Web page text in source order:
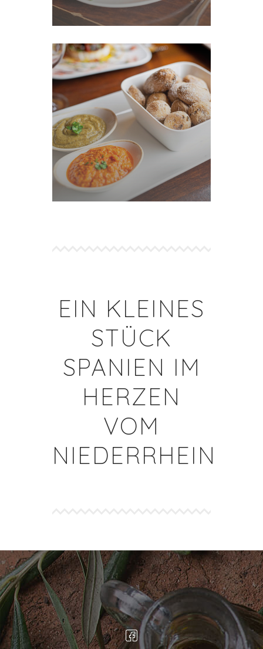
EIN KLEINES
STÜCK
SPANIEN IM
HERZEN
VOM
NIEDERRHEIN